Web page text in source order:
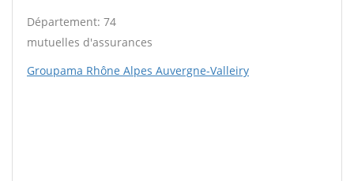
Département: 74
mutuelles d'assurances
Groupama Rhône Alpes Auvergne-Valleiry